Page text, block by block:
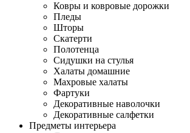
Ковры и ковровые дорожки
Пледы
Шторы
Скатерти
Полотенца
Сидушки на стулья
Халаты домашние
Махровые халаты
Фартуки
Декоративные наволочки
Декоративные салфетки
Предметы интерьера